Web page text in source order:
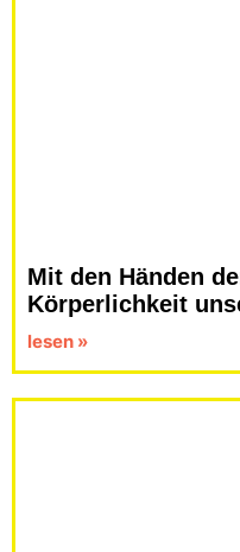
Mit den Händen
Körperlichkeit
lesen »